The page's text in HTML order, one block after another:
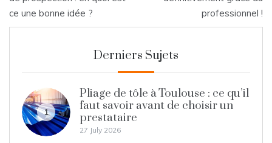
ce une bonne idée ?
professionnel !
Derniers Sujets
1
Pliage de tôle à Toulouse : ce qu’il
faut savoir avant de choisir un
prestataire
27 July 2026